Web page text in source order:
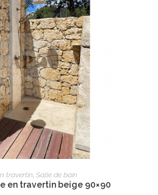
AU PANIER
travertin, Salle de bain
en travertin beige 90×90